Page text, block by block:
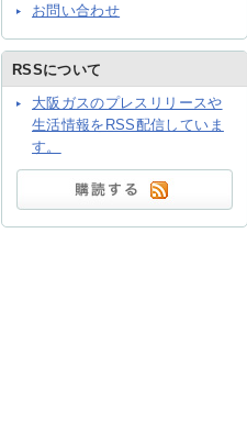
お問い合わせ
RSSについて
大阪ガスのプレスリリースや
生活情報をRSS配信していま
す。